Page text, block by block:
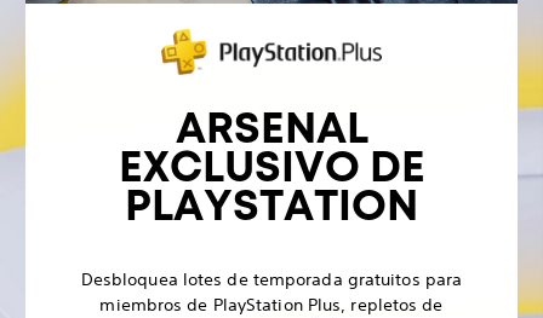
ARSENAL
EXCLUSIVO DE
PLAYSTATION
Desbloquea lotes de temporada gratuitos para
miembros de PlayStation Plus, repletos de